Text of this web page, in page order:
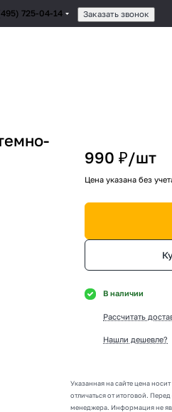
725-04-14 Заказать звонок
990 ₽/шт
Цена указана без
В наличии
Рассчитать
Нашли дешевле?
Указанная на сайте цена
отличаться от итоговой.
менеджера. Информация не